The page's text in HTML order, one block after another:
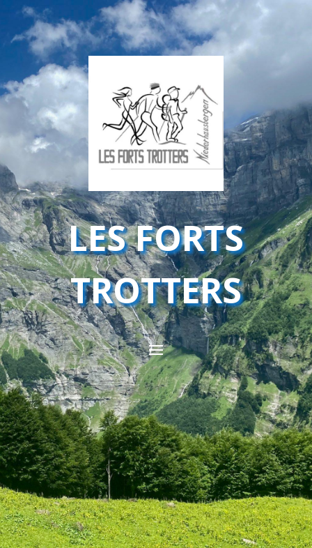
LES FORTS
TROTTERS